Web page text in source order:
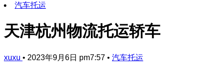
汽车托运
天津杭州物流托运轿车
xuxu • 2023年9月6日 pm7:57 • 汽车托运